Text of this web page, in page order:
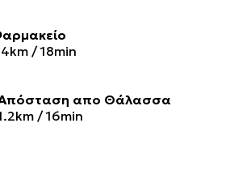
km /18min
απο Θάλασσα
/ 16min